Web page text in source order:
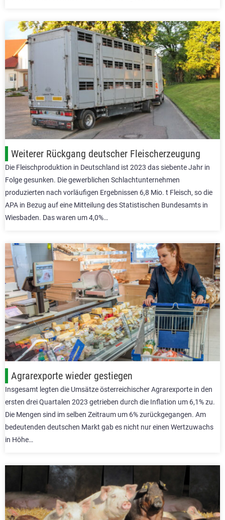
Weiterer Rückgang deutscher Fleischerzeugung
Die Fleischproduktion in Deutschland ist 2023 das siebente Jahr in
Folge gesunken. Die gewerblichen Schlachtunternehmen
produzierten nach vorläufigen Ergebnissen 6,8 Mio. t Fleisch, so die
APA in Bezug auf eine Mitteilung des Statistischen Bundesamts in
Wiesbaden. Das waren um 4,0%…
Agrarexporte wieder gestiegen
Insgesamt legten die Umsätze österreichischer Agrarexporte in den
ersten drei Quartalen 2023 getrieben durch die Inflation um 6,1% zu.
Die Mengen sind im selben Zeitraum um 6% zurückgegangen. Am
bedeutenden deutschen Markt gab es nicht nur einen Wertzuwachs
in Höhe…